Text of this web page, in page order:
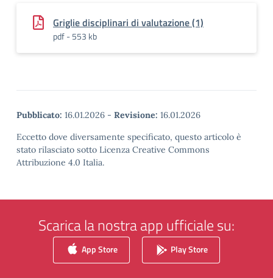
Griglie disciplinari di valutazione (1)
pdf - 553 kb
Pubblicato: 16.01.2026 - Revisione: 16.01.2026
Eccetto dove diversamente specificato, questo articolo è
stato rilasciato sotto Licenza Creative Commons
Attribuzione 4.0 Italia.
Scarica la nostra app ufficiale su:
App Store Play Store